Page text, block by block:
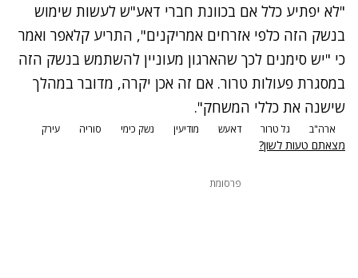
"לא יפתיע כלל אם בכוונת חברי דאע"ש לעשות שימוש
בנשק הזה כלפי אזרחים אמריקנים", התריע קלאפר ואמר
כי "יש סימנים לכך שהארגון מעוניין להשתמש בנשק הזה
במסגרת פעולות טרור. אם זה אכן יקרה, מדובר במהלך
שישנה את כללי המשחק".
ארה"ב גל טרור דאעש מודיעין נשק כימי סוריה עירק
מצאתם טעות לשון?
פרסומת